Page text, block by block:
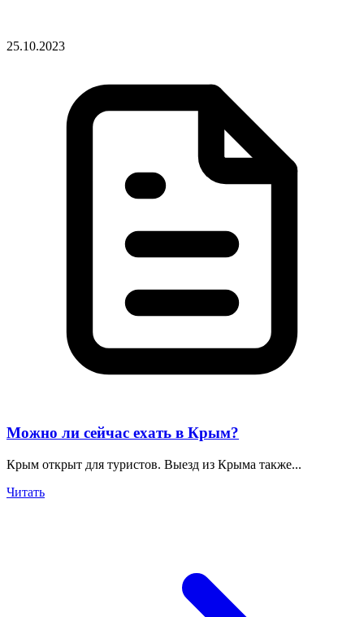
25.10.2023
Можно ли сейчас ехать в Крым?
Крым открыт для туристов. Выезд из Крыма также...
Читать